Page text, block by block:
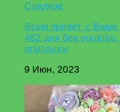
Сладкое
Всем привет, с
482 дня без
описании
9 Июн, 2023